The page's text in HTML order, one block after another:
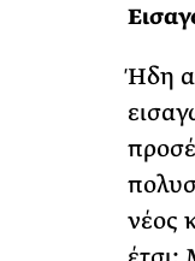
Ήδη
νέος